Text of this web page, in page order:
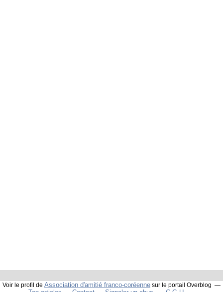
Voir le profil de Association d'amitié franco-coréenne sur le portail Overblog